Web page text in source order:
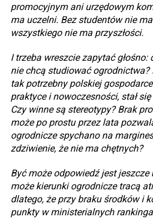
promocyjnym ani urzędowym
ma uczelni. Bez studentów nie
wszystkiego nie ma przyszłości.
I trzeba wreszcie zapytać głośno:
nie chcą studiować ogrodnictwa?
tak potrzebny polskiej
praktyce i nowoczesności, stał
Czy winne są stereotypy? Brak
może po prostu przez lata
ogrodnicze spychano na
zdziwienie, że nie ma chętnych?
Być może odpowiedź jest jeszcze
może kierunki ogrodnicze tracą
dlatego, że przy braku środków i
punkty w ministerialnych